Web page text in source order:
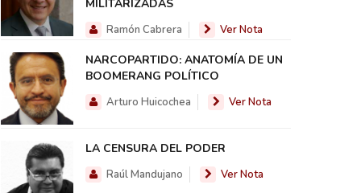
MILITARIZADAS
Ramón Cabrera Ver Nota
NARCOPARTIDO: ANATOMÍA DE UN
BOOMERANG POLÍTICO
Arturo Huicochea Ver Nota
LA CENSURA DEL PODER
Raúl Mandujano Ver Nota